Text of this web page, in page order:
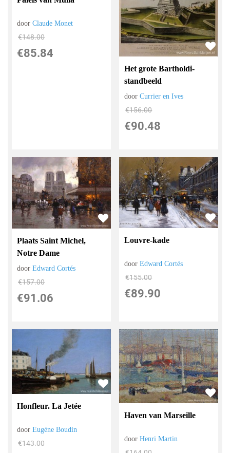
doorClaude Monet
€148.00
€85.84
Het grote Bartholdi-
standbeeld
doorCurrier en Ives
€156.00
€90.48
Plaats Saint Michel,
Notre Dame
doorEdward Cortés
€157.00
€91.06
Louvre-kade
doorEdward Cortés
€155.00
€89.90
Honfleur. La Jetée
doorEugène Boudin
€143.00
Haven van Marseille
doorHenri Martin